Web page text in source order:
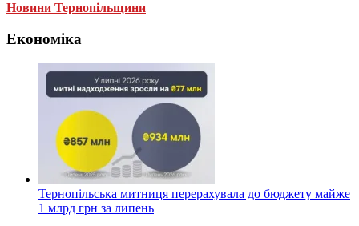
Новини Тернопільщини
Економіка
Тернопільська митниця перерахувала до бюджету майже
1 млрд грн за липень